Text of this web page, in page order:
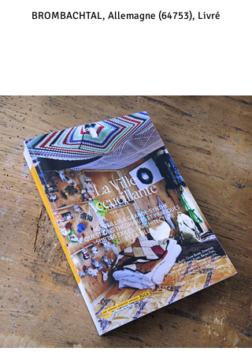
BROMBACHTAL, Allemagne (64753), Livré